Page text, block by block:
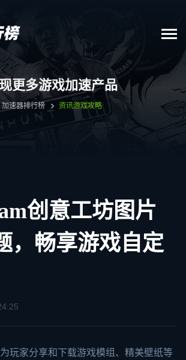
更多游戏加速产品
加速器排行榜 资讯游戏攻略
创意工坊图片
，畅享游戏自定
玩家分享和下载游戏模组、精美壁纸等